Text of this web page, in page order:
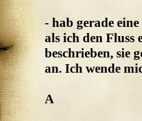
- hab gerade
als ich den
beschrieben, sie
an. Ich wende
A